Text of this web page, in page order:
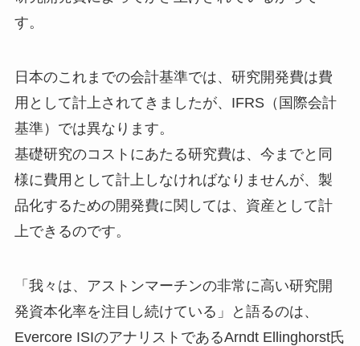
す。
日本のこれまでの会計基準では、研究開発費は費
用として計上されてきましたが、IFRS（国際会計
基準）では異なります。
基礎研究のコストにあたる研究費は、今までと同
様に費用として計上しなければなりませんが、製
品化するための開発費に関しては、資産として計
上できるのです。
「我々は、アストンマーチンの非常に高い研究開
発資本化率を注目し続けている」と語るのは、
Evercore ISIのアナリストであるArndt Ellinghorst氏